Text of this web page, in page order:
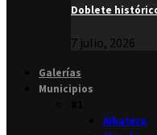
Doblete
7 julio, 2026
Galerías
Municipios
Albatera